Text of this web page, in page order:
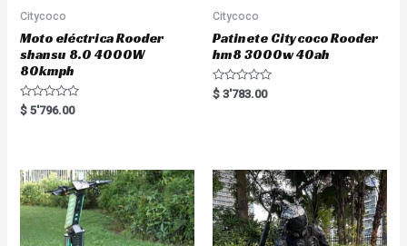
Citycoco
Moto eléctrica Rooder
shansu 8.0 4000W
80kmph
R
a
o
u
t
o
f
$ 5'796.00
Citycoco
Patinete Citycoco Rooder
hm8 3000w 40ah
R
a
t
o
f
5
$ 3'783.00